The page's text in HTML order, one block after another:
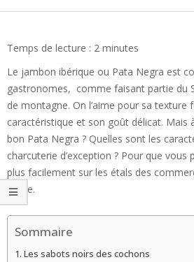
Temps de lecture : 2 minutes
Le jambon ibérique ou Pata Negra est
gastronomes, comme faisant partie du
de montagne. On l’aime pour sa texture
caractéristique et son goût délicat. Mais
bon Pata Negra ? Quelles sont les
charcuterie d’exception ? Pour que vous
plus facilement sur les étals des
d’aide.
Sommaire
Les sabots noirs des cochons